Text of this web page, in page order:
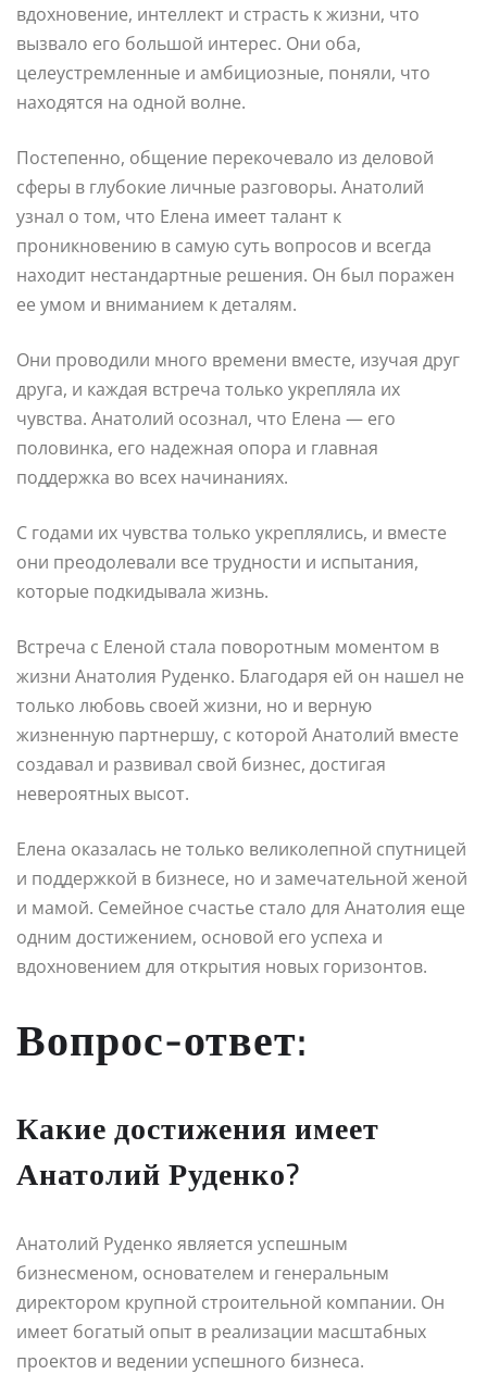
вдохновение, интеллект и страсть к жизни, что
вызвало его большой интерес. Они оба,
целеустремленные и амбициозные, поняли, что
находятся на одной волне.
Постепенно, общение перекочевало из деловой
сферы в глубокие личные разговоры. Анатолий
узнал о том, что Елена имеет талант к
проникновению в самую суть вопросов и всегда
находит нестандартные решения. Он был поражен
ее умом и вниманием к деталям.
Они проводили много времени вместе, изучая друг
друга, и каждая встреча только укрепляла их
чувства. Анатолий осознал, что Елена — его
половинка, его надежная опора и главная
поддержка во всех начинаниях.
С годами их чувства только укреплялись, и вместе
они преодолевали все трудности и испытания,
которые подкидывала жизнь.
Встреча с Еленой стала поворотным моментом в
жизни Анатолия Руденко. Благодаря ей он нашел не
только любовь своей жизни, но и верную
жизненную партнершу, с которой Анатолий вместе
создавал и развивал свой бизнес, достигая
невероятных высот.
Елена оказалась не только великолепной спутницей
и поддержкой в бизнесе, но и замечательной женой
и мамой. Семейное счастье стало для Анатолия еще
одним достижением, основой его успеха и
вдохновением для открытия новых горизонтов.
Вопрос-ответ:
Какие достижения имеет
Анатолий Руденко?
Анатолий Руденко является успешным
бизнесменом, основателем и генеральным
директором крупной строительной компании. Он
имеет богатый опыт в реализации масштабных
проектов и ведении успешного бизнеса.